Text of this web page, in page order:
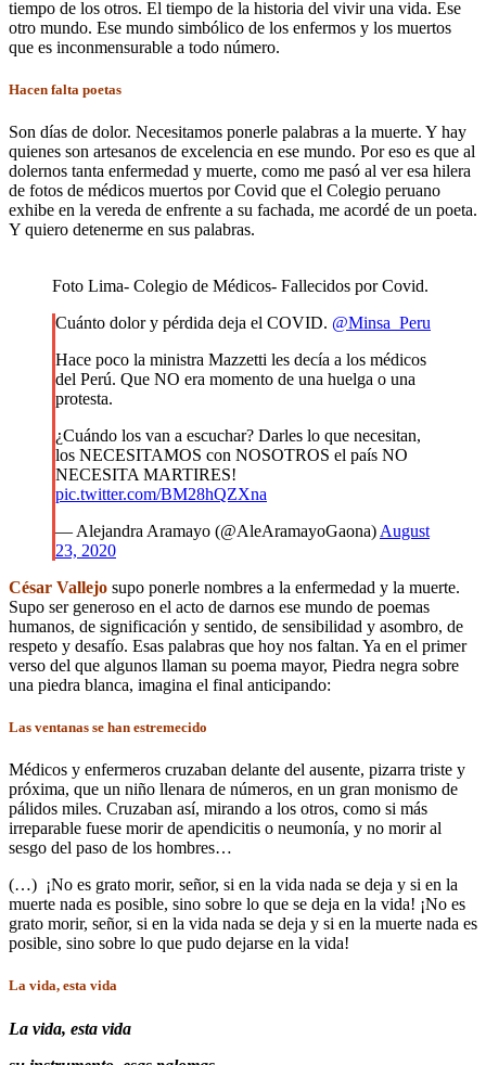
tiempo de los otros. El tiempo de la historia del vivir una vida. Ese
otro mundo. Ese mundo simbólico de los enfermos y los muertos
que es inconmensurable a todo número.
Hacen falta poetas
Son días de dolor. Necesitamos ponerle palabras a la muerte. Y hay
quienes son artesanos de excelencia en ese mundo. Por eso es que al
dolernos tanta enfermedad y muerte, como me pasó al ver esa hilera
de fotos de médicos muertos por Covid que el Colegio peruano
exhibe en la vereda de enfrente a su fachada, me acordé de un poeta.
Y quiero detenerme en sus palabras.
Foto Lima- Colegio de Médicos- Fallecidos por Covid.
Cuánto dolor y pérdida deja el COVID. @Minsa_Peru
Hace poco la ministra Mazzetti les decía a los médicos
del Perú. Que NO era momento de una huelga o una
protesta.
¿Cuándo los van a escuchar? Darles lo que necesitan,
los NECESITAMOS con NOSOTROS el país NO
NECESITA MARTIRES!
pic.twitter.com/BM28hQZXna
— Alejandra Aramayo (@AleAramayoGaona) August
23, 2020
César Vallejo supo ponerle nombres a la enfermedad y la muerte.
Supo ser generoso en el acto de darnos ese mundo de poemas
humanos, de significación y sentido, de sensibilidad y asombro, de
respeto y desafío. Esas palabras que hoy nos faltan. Ya en el primer
verso del que algunos llaman su poema mayor, Piedra negra sobre
una piedra blanca, imagina el final anticipando:
Las ventanas se han estremecido
Médicos y enfermeros cruzaban delante del ausente, pizarra triste y
próxima, que un niño llenara de números, en un gran monismo de
pálidos miles. Cruzaban así, mirando a los otros, como si más
irreparable fuese morir de apendicitis o neumonía, y no morir al
sesgo del paso de los hombres…
(…) ¡No es grato morir, señor, si en la vida nada se deja y si en la
muerte nada es posible, sino sobre lo que se deja en la vida! ¡No es
grato morir, señor, si en la vida nada se deja y si en la muerte nada es
posible, sino sobre lo que pudo dejarse en la vida!
La vida, esta vida
La vida, esta vida